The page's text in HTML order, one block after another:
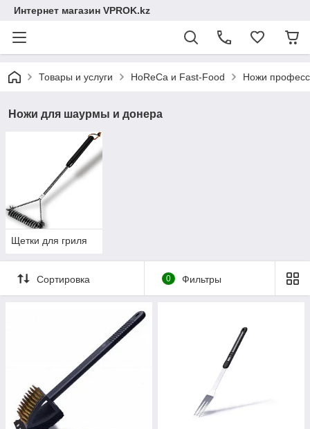
Интернет магазин VPROK.kz
Товары и услуги HoReCa и Fast-Food Ножи
Ножи для шаурмы и донера
Щетки для гриля
Сортировка 0 Фильтры